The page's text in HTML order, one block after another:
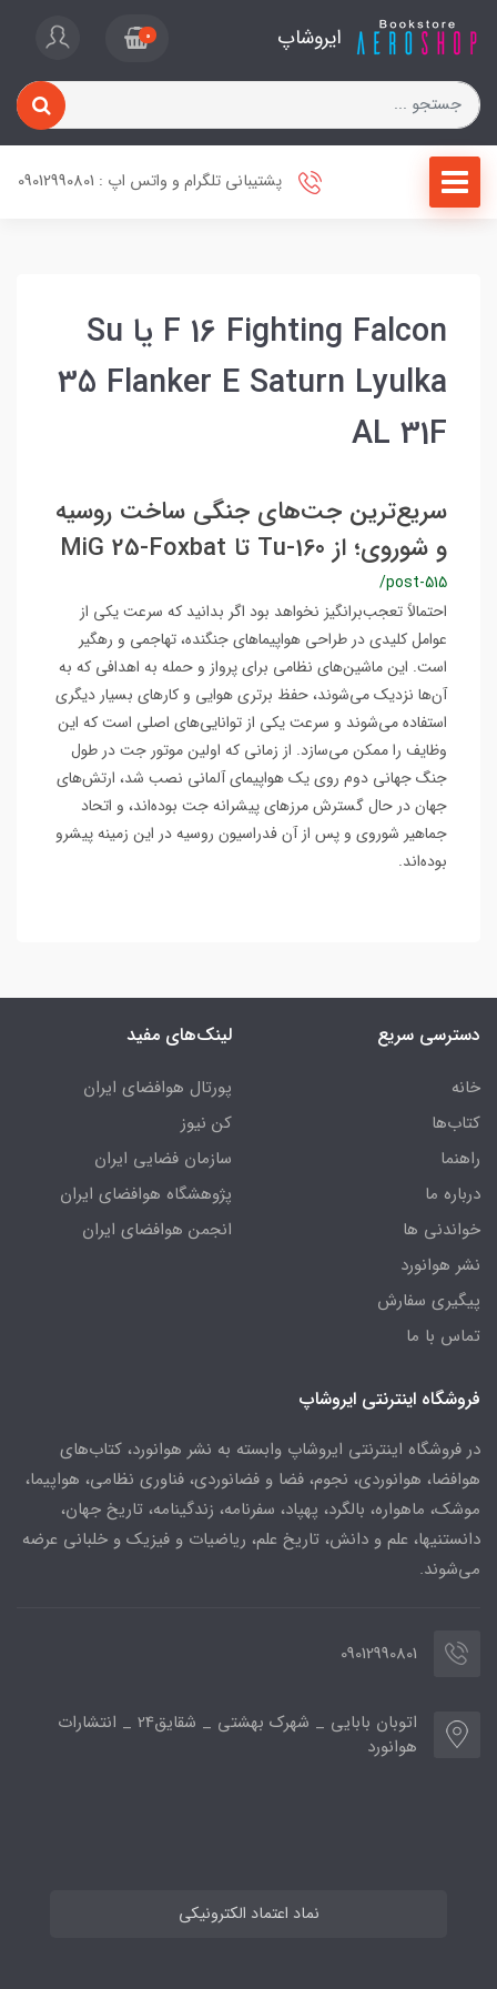
ایروشاپ 0
پشتیبانی تلگرام و واتس اپ : 09012990801
F 16 Fighting Falcon یا Su
35 Flanker E Saturn Lyulka
AL 31F
سریع‌ترین جت‌های جنگی ساخت روسیه
و شوروی؛ از Tu-160 تا MiG 25-Foxbat
/post-515
احتمالاً تعجب‌برانگیز نخواهد بود اگر بدانید که سرعت یکی از
عوامل کلیدی در طراحی هواپیماهای جنگنده، تهاجمی و رهگیر
است. این ماشین‌های نظامی برای پرواز و حمله به اهدافی که به
آن‌ها نزدیک می‌شوند، حفظ برتری هوایی و کارهای بسیار دیگری
استفاده می‌شوند و سرعت یکی از توانایی‌های اصلی است که این
وظایف را ممکن می‌سازد. از زمانی که اولین موتور جت در طول
جنگ جهانی دوم روی یک هواپیمای آلمانی نصب شد، ارتش‌های
جهان در حال گسترش مرزهای پیشرانه جت بوده‌اند، و اتحاد
جماهیر شوروی و پس از آن فدراسیون روسیه در این زمینه پیشرو
بوده‌اند.
دسترسی سریع
خانه
کتاب‌ها
راهنما
درباره ما
خواندنی ها
نشر هوانورد
پیگیری سفارش
تماس با ما
لینک‌های مفید
پورتال هوافضای ایران
کن نیوز
سازمان فضایی ایران
پژوهشگاه هوافضای ایران
انجمن هوافضای ایران
فروشگاه اینترنتی ایروشاپ
در فروشگاه اینترنتی ایروشاپ وابسته به نشر هوانورد، کتاب‌های
هوافضا، هوانوردی، نجوم، فضا و فضانوردی، فناوری نظامی، هواپیما،
موشک، ماهواره، بالگرد، پهپاد، سفرنامه، زندگینامه، تاریخ جهان،
دانستنیها، علم و دانش، تاریخ علم، ریاضیات و فیزیک و خلبانی عرضه
می‌شوند.
09012990801
اتوبان بابایی _ شهرک بهشتی _ شقایق24 _ انتشارات
هوانورد
نماد اعتماد الکترونیکی